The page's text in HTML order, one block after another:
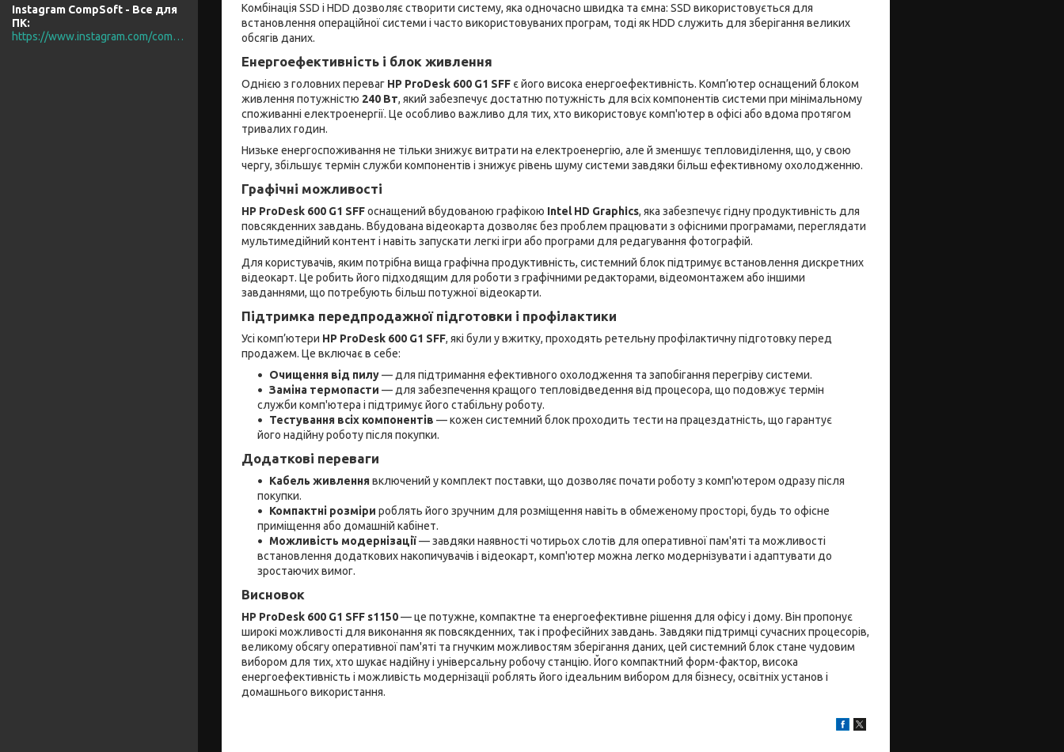
Комбінація SSD і HDD дозволяє створити систему, яка одночасно швидка та ємна: SSD використовується для
встановлення операційної системи і часто використовуваних програм, тоді як HDD служить для зберігання великих
обсягів даних.
Енергоефективність і блок живлення
Однією з головних переваг HP ProDesk 600 G1 SFF є його висока енергоефективність. Комп’ютер оснащений блоком
живлення потужністю 240 Вт, який забезпечує достатню потужність для всіх компонентів системи при мінімальному
споживанні електроенергії. Це особливо важливо для тих, хто використовує комп'ютер в офісі або вдома протягом
тривалих годин.
Низьке енергоспоживання не тільки знижує витрати на електроенергію, але й зменшує тепловиділення, що, у свою
чергу, збільшує термін служби компонентів і знижує рівень шуму системи завдяки більш ефективному охолодженню.
Графічні можливості
HP ProDesk 600 G1 SFFоснащений вбудованою графікою Intel HD Graphics, яка забезпечує гідну продуктивність для
повсякденних завдань. Вбудована відеокарта дозволяє без проблем працювати з офісними програмами, переглядати
мультимедійний контент і навіть запускати легкі ігри або програми для редагування фотографій.
Для користувачів, яким потрібна вища графічна продуктивність, системний блок підтримує встановлення дискретних
відеокарт. Це робить його підходящим для роботи з графічними редакторами, відеомонтажем або іншими
завданнями, що потребують більш потужної відеокарти.
Підтримка передпродажної підготовки і профілактики
Усі комп’ютери HP ProDesk 600 G1 SFF, які були у вжитку, проходять ретельну профілактичну підготовку перед
продажем. Це включає в себе:
Очищення від пилу— для підтримання ефективного охолодження та запобігання перегріву системи.
Заміна термопасти — для забезпечення кращого тепловідведення від процесора, що подовжує термін
служби комп'ютера і підтримує його стабільну роботу.
Тестування всіх компонентів — кожен системний блок проходить тести на працездатність, що гарантує
його надійну роботу після покупки.
Додаткові переваги
Кабель живленнявключений у комплект поставки, що дозволяє почати роботу з комп'ютером одразу після
покупки.
Компактні розміри роблять його зручним для розміщення навіть в обмеженому просторі, будь то офісне
приміщення або домашній кабінет.
Можливість модернізації— завдяки наявності чотирьох слотів для оперативної пам'яті та можливості
встановлення додаткових накопичувачів і відеокарт, комп'ютер можна легко модернізувати і адаптувати до
зростаючих вимог.
Висновок
HP ProDesk 600 G1 SFF s1150— це потужне, компактне та енергоефективне рішення для офісу і дому. Він пропонує
широкі можливості для виконання як повсякденних, так і професійних завдань. Завдяки підтримці сучасних процесорів,
великому обсягу оперативної пам'яті та гнучким можливостям зберігання даних, цей системний блок стане чудовим
вибором для тих, хто шукає надійну і універсальну робочу станцію. Його компактний форм-фактор, висока
енергоефективність і можливість модернізації роблять його ідеальним вибором для бізнесу, освітніх установ і
домашнього використання.
Instagram CompSoft - Все для
ПК
https://www.instagram.com/compsoft.ua/